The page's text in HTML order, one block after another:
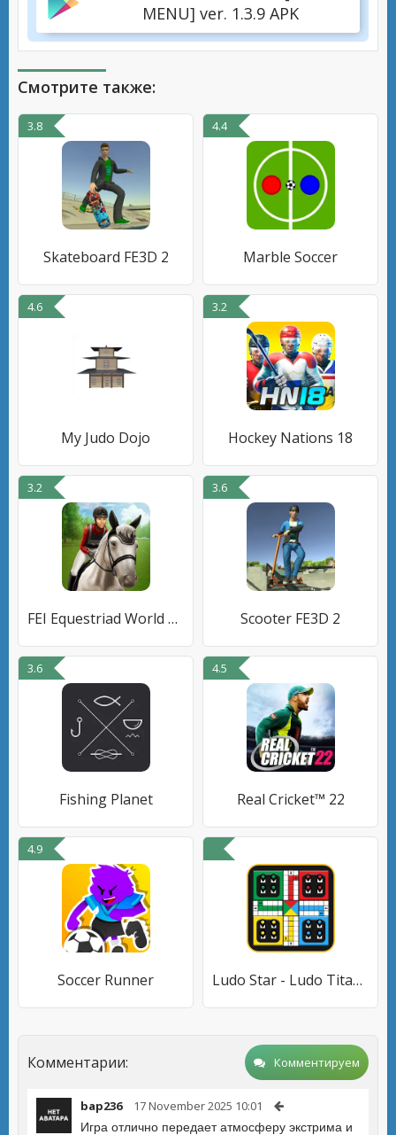
MENU] ver. 1.3.9 APK
Смотрите также:
3.8
Skateboard FE3D 2
4.4
Marble Soccer
4.6
My Judo Dojo
3.2
Hockey Nations 18
3.2
FEI Equestriad World Tour
3.6
Scooter FE3D 2
3.6
Fishing Planet
4.5
Real Cricket™ 22
4.9
Soccer Runner Ludo Star - Ludo Titan King
Комментарии: Комментируем
bap236 17 November 2025 10:01
Игра отлично передает атмосферу экстрима и